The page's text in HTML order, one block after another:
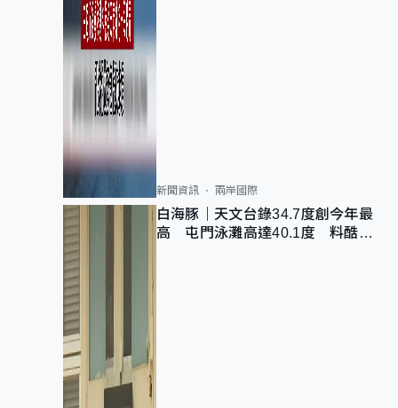
新聞資訊 兩岸國際
白海豚｜天文台錄34.7度創今年最
高 屯門泳灘高達40.1度 料酷熱